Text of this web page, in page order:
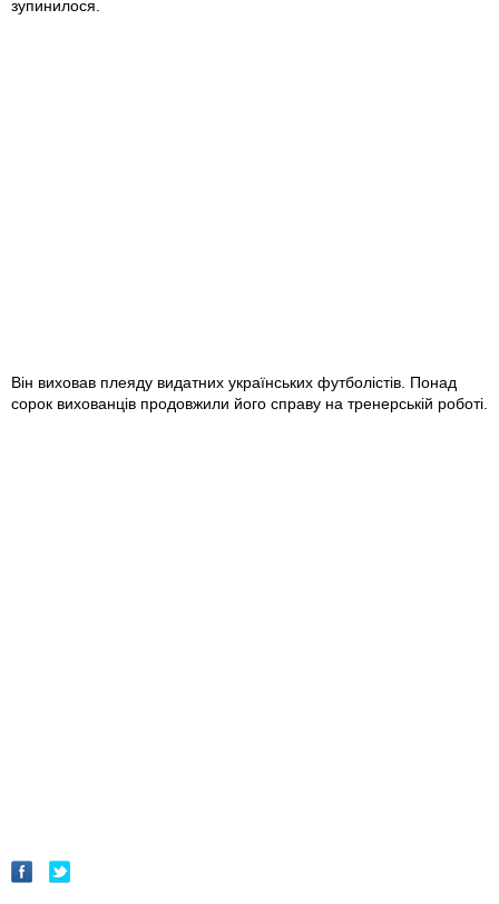
зупинилося.
Він виховав плеяду видатних українських футболістів. Понад
сорок вихованців продовжили його справу на тренерській роботі.